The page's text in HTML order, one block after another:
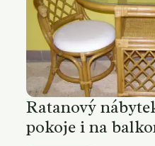
Ratanový
pokoje i na